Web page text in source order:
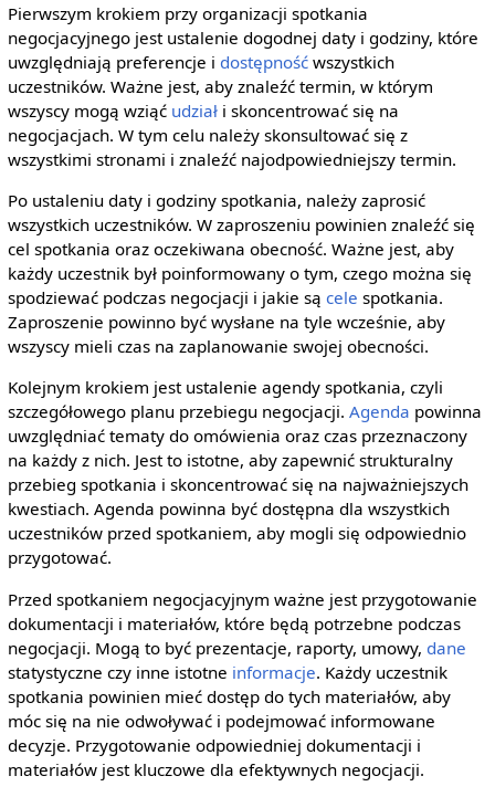
Pierwszym krokiem przy organizacji spotkania
negocjacyjnego jest ustalenie dogodnej daty i godziny, które
uwzględniają preferencje i dostępnośćwszystkich
uczestników. Ważne jest, aby znaleźć termin, w którym
wszyscy mogą wziąć udziałi skoncentrować się na
negocjacjach. W tym celu należy skonsultować się z
wszystkimi stronami i znaleźć najodpowiedniejszy termin.
Po ustaleniu daty i godziny spotkania, należy zaprosić
wszystkich uczestników. W zaproszeniu powinien znaleźć się
cel spotkania oraz oczekiwana obecność. Ważne jest, aby
każdy uczestnik był poinformowany o tym, czego można się
spodziewać podczas negocjacji i jakie są cele spotkania.
Zaproszenie powinno być wysłane na tyle wcześnie, aby
wszyscy mieli czas na zaplanowanie swojej obecności.
Kolejnym krokiem jest ustalenie agendy spotkania, czyli
szczegółowego planu przebiegu negocjacji. Agenda powinna
uwzględniać tematy do omówienia oraz czas przeznaczony
na każdy z nich. Jest to istotne, aby zapewnić strukturalny
przebieg spotkania i skoncentrować się na najważniejszych
kwestiach. Agenda powinna być dostępna dla wszystkich
uczestników przed spotkaniem, aby mogli się odpowiednio
przygotować.
Przed spotkaniem negocjacyjnym ważne jest przygotowanie
dokumentacji i materiałów, które będą potrzebne podczas
negocjacji. Mogą to być prezentacje, raporty, umowy, dane
statystyczne czy inne istotne informacje. Każdy uczestnik
spotkania powinien mieć dostęp do tych materiałów, aby
móc się na nie odwoływać i podejmować informowane
decyzje. Przygotowanie odpowiedniej dokumentacji i
materiałów jest kluczowe dla efektywnych negocjacji.